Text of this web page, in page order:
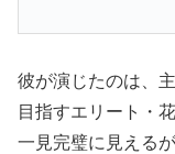
彼が演じたのは、
目指すエリート・花
一見完璧に見える